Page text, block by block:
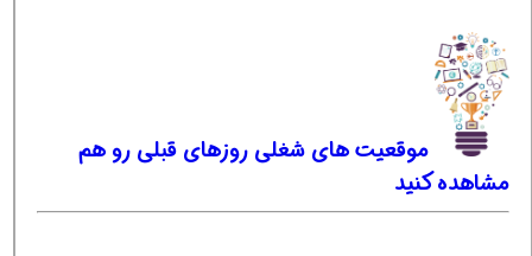
موقعیت های شغلی روزهای قبلی رو هم
مشاهده کنید